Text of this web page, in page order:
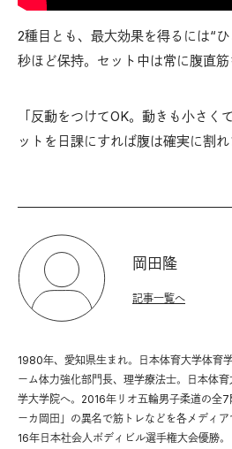
2種目とも、最大効果を得るには“
秒ほど保持。セット中は常に腹直筋
「反動をつけてOK。動きも小さく
ットを日課にすれば腹は確実に割れ
岡田隆
1980年、愛知県生まれ。日本体育大学体育
ーム体力強化部門長、理学療法士。日本体
学大学院へ。2016年リオ五輪男子柔道の全
ーカ岡田」の異名で筋トレなどを各メディ
16年日本社会人ボディビル選手権大会優勝
記事一覧へ